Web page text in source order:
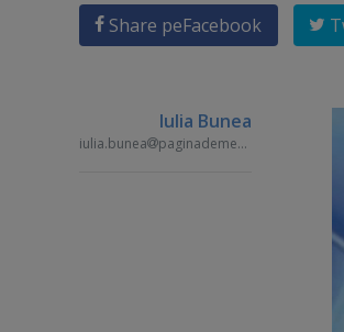
Share peFacebook
Iulia Bunea
iulia.bunea paginademedia.ro